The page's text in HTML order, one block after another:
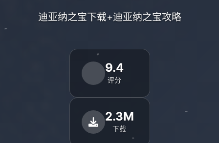
迪亚纳之宝下载+迪亚纳之宝攻略
9.4
评分
2.3M
下载